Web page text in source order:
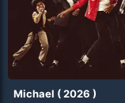
Michael (2026 )